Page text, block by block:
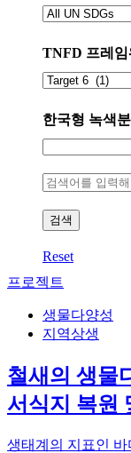
요.
를
택
해
주
세
요.
UN
속
능
전
목
표
를
선
택
해
주
요.
TNFD 프레임
TNFD
레
워
크
를
선
택
주
세
한국형 녹색분
형
색
류
체
를
선
해
주
세
검
어
입
력
해
주
세
Reset
프로젝트
생물다양성
지역상생
철새의 생물
서식지 복원
생태계의 지표인